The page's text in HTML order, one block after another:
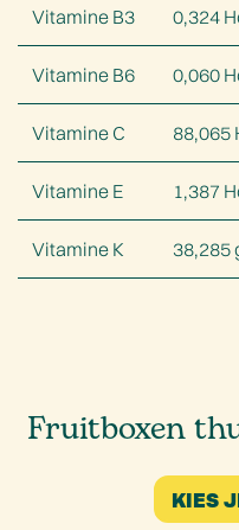
Vitamine B3 0,324
Vitamine B6 0,060
Vitamine C 88,065
Vitamine E 1,387
Vitamine K 38,285
Fruitboxen
KIES